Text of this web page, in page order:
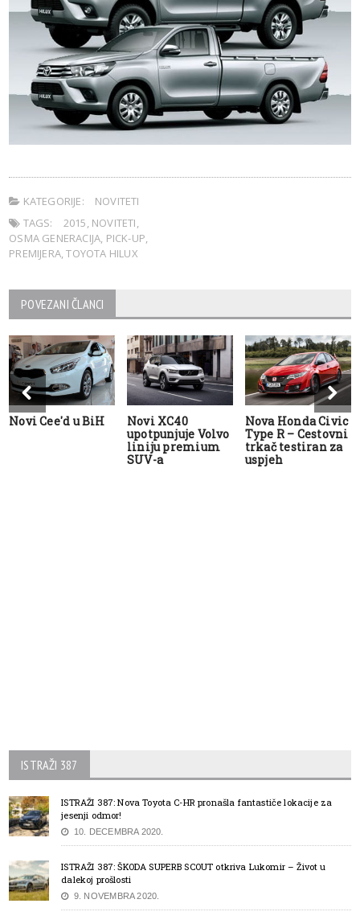
KATEGORIJE:
NOVITETI
TAGS:
2015 NOVITETI
OSMA GENERACIJA PICK-UP
PREMIJERA,TOYOTA HILUX
POVEZANI ČLANCI
Novi Cee'd u BiH
Novi XC40
upotpunjuje Volvo
liniju premium
SUV-a
Nova Honda Civic
Type R – Cestovni
trkač testiran za
uspjeh
ISTRAŽI 387
ISTRAŽI 387: Nova Toyota C-HR pronašla fantastiče lokacije za
jesenji odmor!
10. DECEMBRA 2020.
ISTRAŽI 387: ŠKODA SUPERB SCOUT otkriva Lukomir – Život u
dalekoj prošlosti
9. NOVEMBRA 2020.